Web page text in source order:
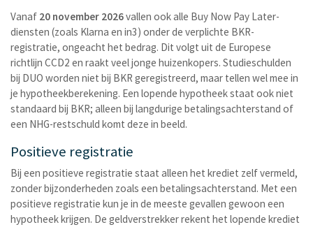
Vanaf 20 november 2026vallen ook alle Buy Now Pay Later-
diensten (zoals Klarna en in3) onder de verplichte BKR-
registratie, ongeacht het bedrag. Dit volgt uit de Europese
richtlijn CCD2 en raakt veel jonge huizenkopers. Studieschulden
bij DUO worden niet bij BKR geregistreerd, maar tellen wel mee in
je hypotheekberekening. Een lopende hypotheek staat ook niet
standaard bij BKR; alleen bij langdurige betalingsachterstand of
een NHG-restschuld komt deze in beeld.
Positieve registratie
Bij een positieve registratie staat alleen het krediet zelf vermeld,
zonder bijzonderheden zoals een betalingsachterstand. Met een
positieve registratie kun je in de meeste gevallen gewoon een
hypotheek krijgen. De geldverstrekker rekent het lopende krediet